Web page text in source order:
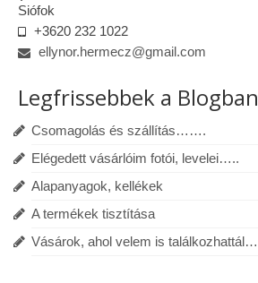
Siófok
+3620 232 1022
ellynor.hermecz@gmail.com
Legfrissebbek a Blogban
Csomagolás és szállítás…….
Elégedett vásárlóim fotói, levelei…..
Alapanyagok, kellékek
A termékek tisztítása
Vásárok, ahol velem is találkozhattál…